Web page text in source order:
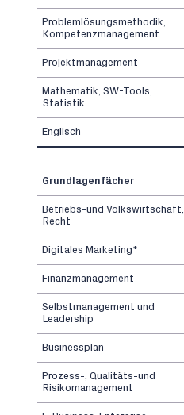
Problemlösungsmethodik,
Kompetenzmanagement
Projektmanagement
Mathematik, SW-Tools,
Statistik
Englisch
Grundlagenfächer
Betriebs-und Volkswirtschaft,
Recht
Digitales Marketing*
Finanzmanagement
Selbstmanagement und
Leadership
Businessplan
Prozess-, Qualitäts-und
Risikomanagement